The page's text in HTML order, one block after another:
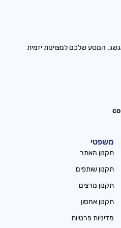
המסע שלכם למצוינות יזמית
משפטי
תקנון האתר
תקנון שותפים
תקנון מרצים
תקנון אחסון
מדיניות פרטיות